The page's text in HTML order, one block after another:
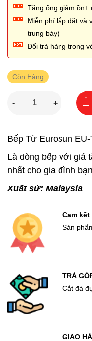
Tặng ống giảm ồn+
Miễn phí lắp đặt và
trung bày)
Đổi trả hàng trong
Còn Hàng
- +
Bếp Từ Eurosun
Là dòng bếp với giá
nhất cho gia đình bạn
Xuất sứ: Malaysia
Cam kết
Sản
TRẢ
Cắt đá
GIAO